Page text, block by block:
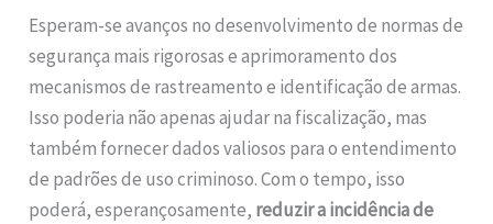
Esperam-se avanços no desenvolvimento de normas de
segurança mais rigorosas e aprimoramento dos
mecanismos de rastreamento e identificação de armas.
Isso poderia não apenas ajudar na fiscalização, mas
também fornecer dados valiosos para o entendimento
de padrões de uso criminoso. Com o tempo, isso
poderá, esperançosamente, reduzir a incidência de